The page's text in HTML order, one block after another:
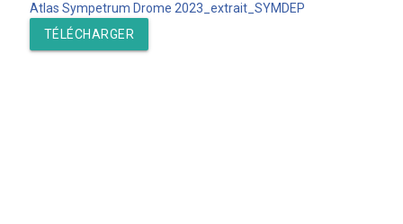
Atlas Sympetrum Drome 2023_extrait_SYMDEP
TÉLÉCHARGER